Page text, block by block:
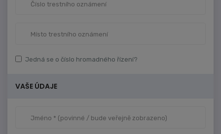
Jedná se o číslo hromadného řízení?
VAŠE ÚDAJE